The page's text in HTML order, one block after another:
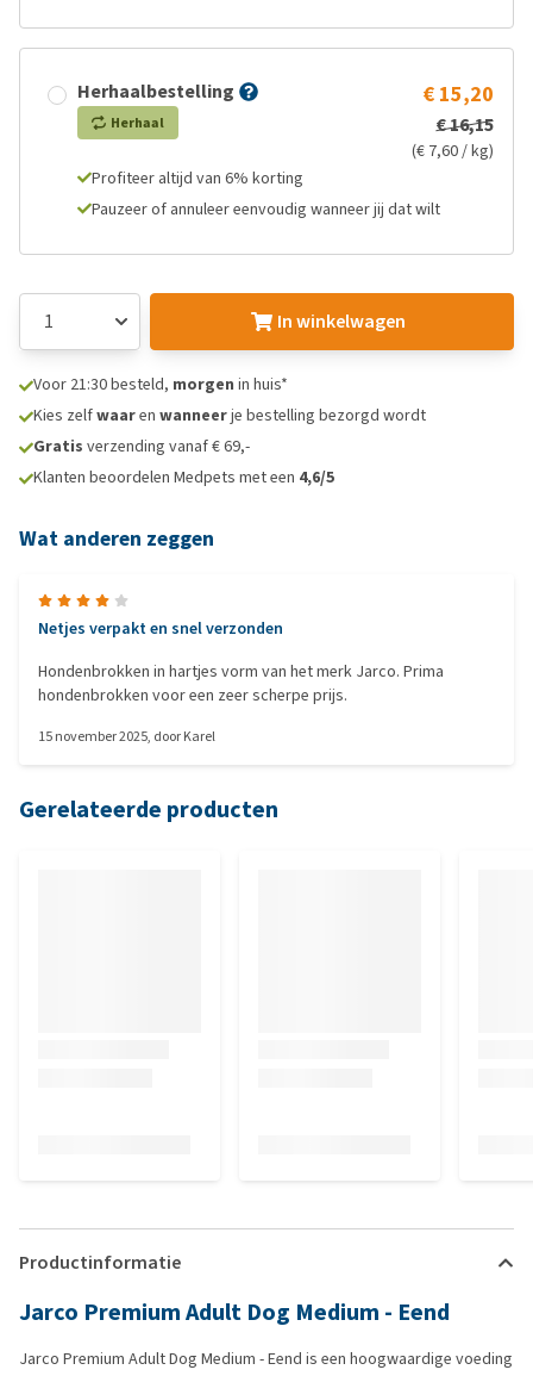
Herhaalbestelling
Herhaal
€ 15,20
€ 16,15
(€ 7,60 / kg)
Profiteer altijd van 6% korting
Pauzeer of annuleer eenvoudig wanneer jij dat wilt
In winkelwagen
Voor 21:30 besteld, morgen in huis*
Kies zelfwaaren wanneerje bestelling bezorgd wordt
Gratis verzending vanaf € 69,-
Klanten beoordelen Medpets met een 4,6/5
Wat anderen zeggen
Netjes verpakt en snel verzonden
Hondenbrokken in hartjes vorm van het merk Jarco. Prima
hondenbrokken voor een zeer scherpe prijs.
15 november 2025, doorKarel
Gerelateerde producten
Productinformatie
Jarco Premium Adult Dog Medium - Eend
Jarco Premium Adult Dog Medium - Eend is een hoogwaardige voeding